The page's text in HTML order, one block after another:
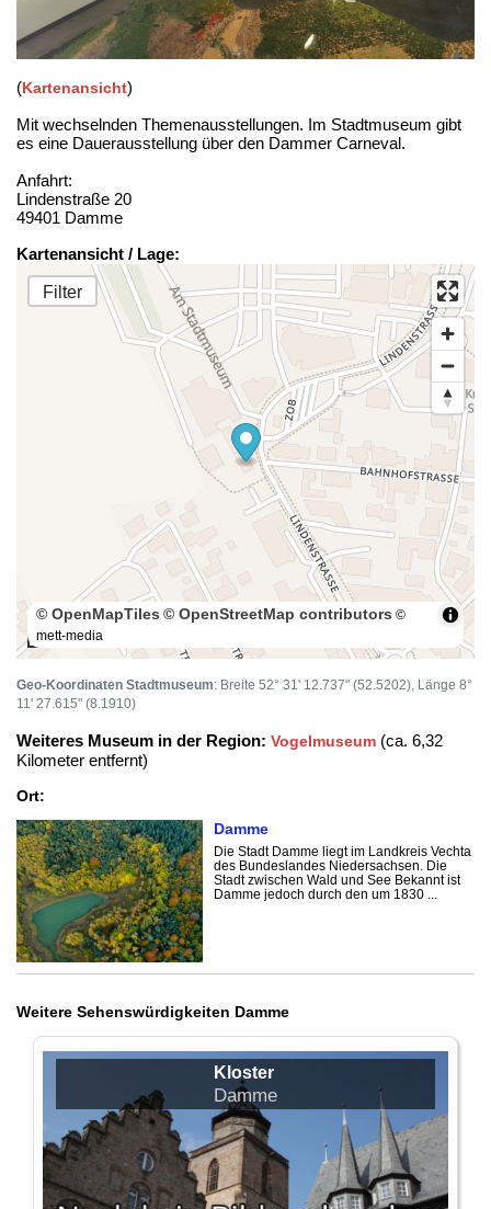
(Kartenansicht)
Mit wechselnden Themenausstellungen. Im Stadtmuseum gibt
es eine Dauerausstellung über den Dammer Carneval.
Anfahrt:
Lindenstraße 20
49401 Damme
Kartenansicht / Lage:
Filter
100 m
© OpenMapTiles © OpenStreetMap contributors ©
mett-media
Geo-Koordinaten Stadtmuseum: Breite 52° 31' 12.737" (52.5202), Länge 8°
11' 27.615" (8.1910)
Weiteres Museum in der Region: Vogelmuseum (ca. 6,32
Kilometer entfernt)
Ort:
Damme
Die Stadt Damme liegt im Landkreis Vechta
des Bundeslandes Niedersachsen. Die
Stadt zwischen Wald und See Bekannt ist
Damme jedoch durch den um 1830 ...
Weitere Sehenswürdigkeiten Damme
Kloster
Damme